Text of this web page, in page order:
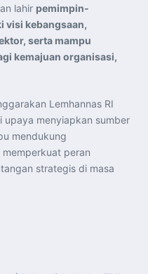
lahir pemimpin-
visi kebangsaan,
serta mampu
kemajuan organisasi,
Lemhannas RI
menyiapkan sumber
mendukung
peran
strategis di masa